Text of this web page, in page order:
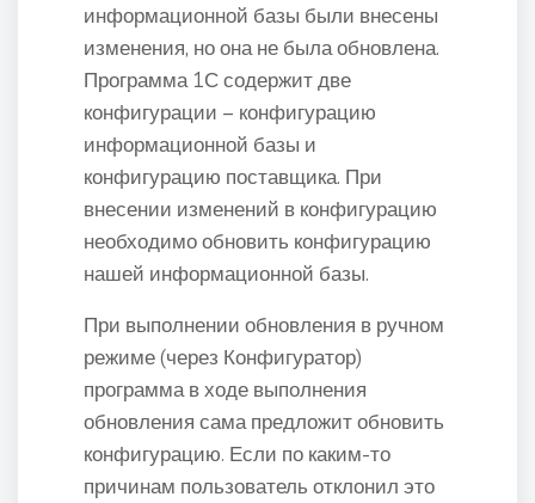
информационной базы были внесены
изменения, но она не была обновлена.
Программа 1С содержит две
конфигурации – конфигурацию
информационной базы и
конфигурацию поставщика. При
внесении изменений в конфигурацию
необходимо обновить конфигурацию
нашей информационной базы.
При выполнении обновления в ручном
режиме (через Конфигуратор)
программа в ходе выполнения
обновления сама предложит обновить
конфигурацию. Если по каким-то
причинам пользователь отклонил это